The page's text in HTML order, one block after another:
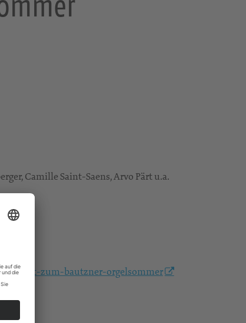
Camille Saint-Saens, Arvo Pärt u.a.
zum-bautzner-orgelsommer